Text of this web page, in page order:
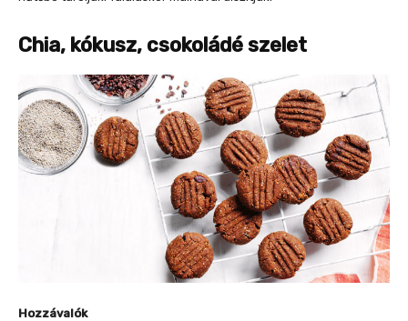
Chia, kókusz, csokoládé szelet
Hozzávalók